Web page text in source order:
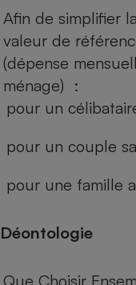
Afin de simplifier
valeur de
(dépense
ménage) :
pour un
pour un couple
pour une famille
Déontologie
Que Choisir